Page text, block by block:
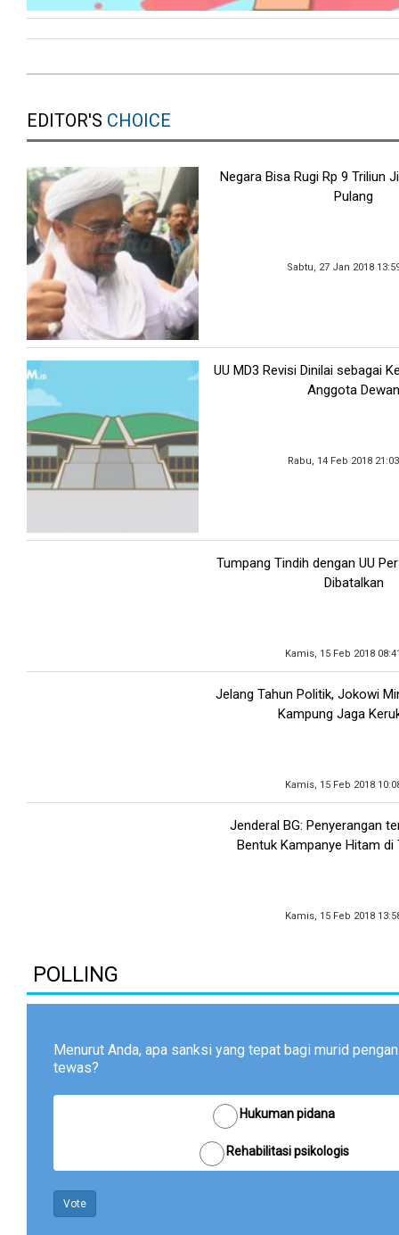
EDITOR'S CHOICE
Negara Bisa Rugi Rp 9 Triliun
Pulang
Sabtu, 27 Jan 2018
UU MD3 Revisi Dinilai sebagai
Anggota
Rabu, 14 Feb 2018
Tumpang Tindih dengan UU
Dibatalkan
Kamis, 15 Feb 2018
Jelang Tahun Politik, Jokowi
Kampung Jaga
Kamis, 15 Feb 2018
Jenderal BG: Penyerangan
Bentuk Kampanye Hitam di
Kamis, 15 Feb 2018
POLLING
Menurut Anda, apa sanksi yang tepat bagi murid
tewas?
Hukuman pidana
Rehabilitasi psikologis
Vote